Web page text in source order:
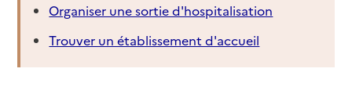
Organiser une sortie d'hospitalisation
Trouver un établissement d'accueil